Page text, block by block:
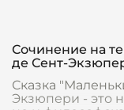
Сочинение на
де Сент-
Сказка
Экзюпери - это